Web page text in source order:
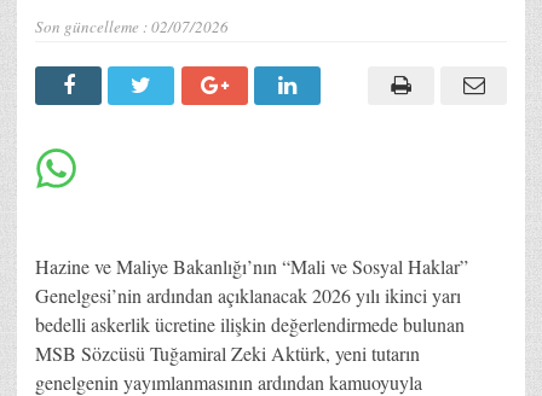
Son güncelleme :02/07/2026
Hazine ve Maliye Bakanlığı’nın “Mali ve Sosyal Haklar”
Genelgesi’nin ardından açıklanacak 2026 yılı ikinci yarı
bedelli askerlik ücretine ilişkin değerlendirmede bulunan
MSB Sözcüsü Tuğamiral Zeki Aktürk, yeni tutarın
genelgenin yayımlanmasının ardından kamuoyuyla